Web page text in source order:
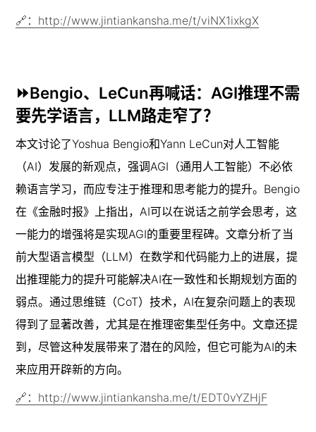
🔗：http://www.jintiankansha.me/t/viNX1ixkgX
⏩Bengio、LeCun再喊话：AGI推理不需
要先学语言，LLM路走窄了？
本文讨论了Yoshua Bengio和Yann LeCun对人工智能
（AI）发展的新观点，强调AGI（通用人工智能）不必依
赖语言学习，而应专注于推理和思考能力的提升。Bengio
在《金融时报》上指出，AI可以在说话之前学会思考，这
一能力的增强将是实现AGI的重要里程碑。文章分析了当
前大型语言模型（LLM）在数学和代码能力上的进展，提
出推理能力的提升可能解决AI在一致性和长期规划方面的
弱点。通过思维链（CoT）技术，AI在复杂问题上的表现
得到了显著改善，尤其是在推理密集型任务中。文章还提
到，尽管这种发展带来了潜在的风险，但它可能为AI的未
来应用开辟新的方向。
🔗：http://www.jintiankansha.me/t/EDT0vYZHjF